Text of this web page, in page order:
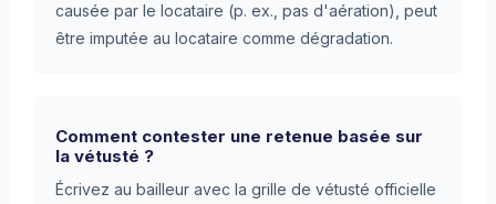
causée par le locataire (p. ex., pas d'aération), peut
être imputée au locataire comme dégradation.
Comment contester une retenue basée sur
la vétusté ?
Écrivez au bailleur avec la grille de vétusté officielle